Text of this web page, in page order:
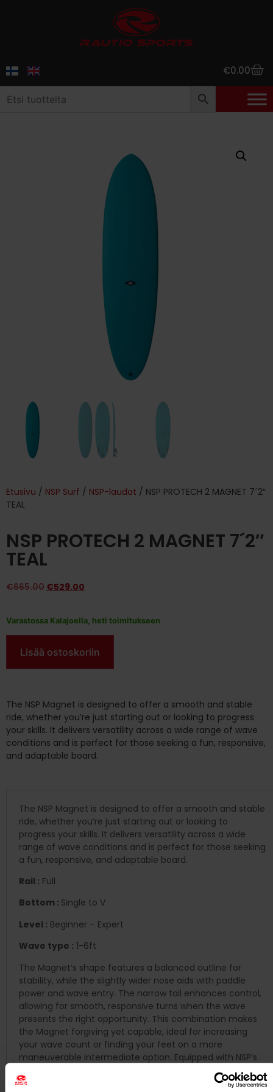
€0.00
Etusivu / NSP Surf / NSP-laudat / NSP PROTECH 2 MAGNET 7´2″
TEAL
NSP PROTECH 2 MAGNET 7´2″
TEAL
€665.00 €529.00
Varastossa Kalajoella, heti toimitukseen
Lisää ostoskoriin
The NSP Magnet is designed to offer a smooth and stable
ride, whether you’re just starting out or looking to progress
your skills. It delivers versatility across a wide range of wave
conditions and is perfect for those seeking a fun, responsive,
and adaptable board.
The NSP Magnet is designed to offer a smooth and stable
ride, whether you’re just starting out or looking to
progress your skills. It delivers versatility across a wide
range of wave conditions and is perfect for those seeking
a fun, responsive, and adaptable board.
Rail : Full
Bottom : Single to V
Level : Beginner – Expert
Wave type : 1-6ft
The Magnet’s shape features a balanced outline for
stability, while the slightly wider nose aids with paddle
power and wave entry. The narrow tail enhances control,
allowing for smooth, responsive turns when the wave
presents the right opportunity. This combination makes
the Magnet forgiving yet capable, ideal for increasing
your wave count or finding your feet on a more
maneuverable intermediate option. Equipped with NSP’s
Protech2 construction, the Magnet provides excellent
durability and lightweight performance. It strikes the